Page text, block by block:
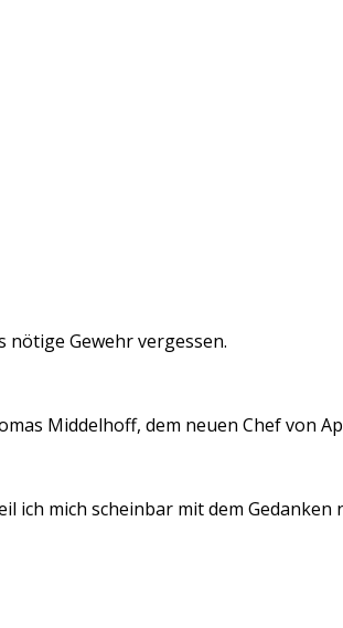
Gewehr vergessen.
Middelhoff, dem neuen Chef von
ich mich scheinbar mit dem